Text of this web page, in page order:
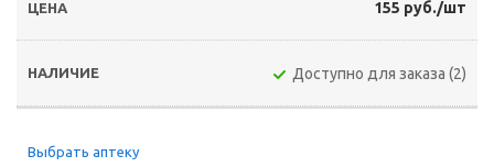
155 руб./шт
Доступно для заказа (2)
Выбрать аптеку